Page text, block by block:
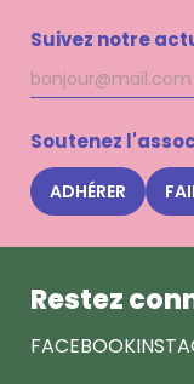
Suivez notre
Adresse
mail
Soutenez
ADHÉRER
Restez
FACEBOOK